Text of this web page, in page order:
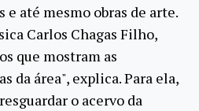
e até mesmo obras de arte.
Carlos Chagas Filho,
que mostram as
da área", explica. Para ela,
o acervo da